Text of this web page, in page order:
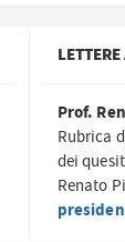
Prof.
Rubrica
dei
Renato